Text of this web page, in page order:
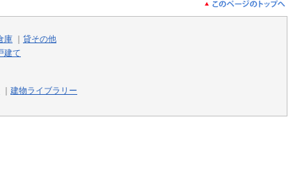
庫
貸その他
建て
建物ライブラリー